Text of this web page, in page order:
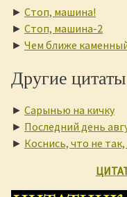
► Стоп, машина!
► Стоп, машина-2
► Чем ближе
Другие
► Сарынью на кичку
► Последний день
► Коснись, что не